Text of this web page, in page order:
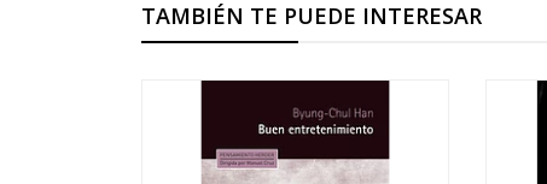
TAMBIÉN TE PUEDE INTERESAR